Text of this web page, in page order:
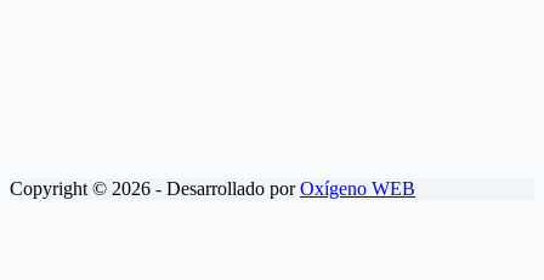
Copyright © 2026 - Desarrollado porOxígeno WEB